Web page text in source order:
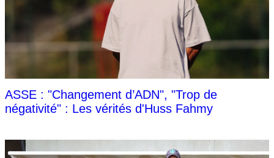
ASSE : "Changement d’ADN", "Trop de
négativité" : Les vérités d'Huss Fahmy